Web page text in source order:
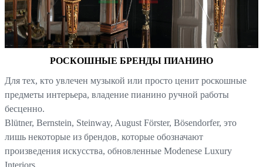
РОСКОШНЫЕ БРЕНДЫ ПИАНИНО
Для тех, кто увлечен музыкой или просто ценит роскошные
предметы интерьера, владение пианино ручной работы
бесценно.
Blütner, Bernstein, Steinway, August Förster, Bösendorfer, это
лишь некоторые из брендов, которые обозначают
произведения искусства, обновленные Modenese Luxury